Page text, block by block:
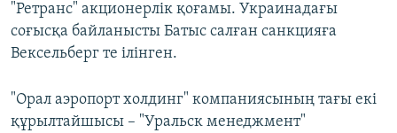
"Ретранс" акционерлік қоғамы. Украинадағы
соғысқа байланысты Батыс салған санкцияға
Вексельберг те ілінген.
"Орал аэропорт холдинг" компаниясының тағы екі
құрылтайшысы – "Уральск менеджмент"